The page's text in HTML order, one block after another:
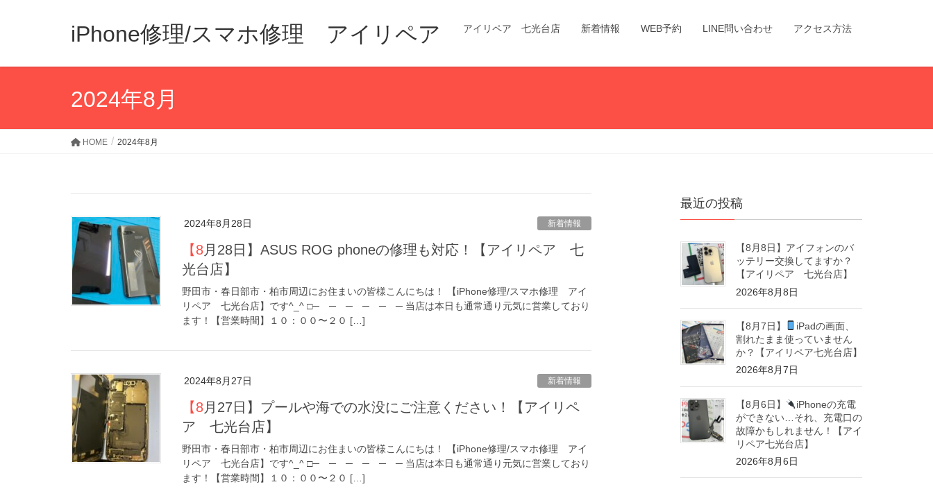
iPhone修理/スマホ修理 アイリペア アイリペア 七光台店 新着情報 WEB予約 LINE問い合わせ アクセス方法
2024年8月
HOME 2024年8月
2024年8月28日 新着情報
【8月28日】ASUS ROG phoneの修理も対応！【アイリペア 七
光台店】
野田市・春日部市・柏市周辺にお住まいの皆様こんにちは！ 【iPhone修理/スマホ修理 アイ
リペア 七光台店】です^_^ □─ ─ ─ ─ ─ ─ 当店は本日も通常通り元気に営業しており
ます！【営業時間】１０：００〜２０ […]
2024年8月27日 新着情報
【8月27日】プールや海での水没にご注意ください！【アイリペ
ア 七光台店】
野田市・春日部市・柏市周辺にお住まいの皆様こんにちは！ 【iPhone修理/スマホ修理 アイ
リペア 七光台店】です^_^ □─ ─ ─ ─ ─ ─ 当店は本日も通常通り元気に営業しており
ます！【営業時間】１０：００〜２０ […]
最近の投稿
【8月8日】アイフォンのバ
ッテリー交換してますか？
【アイリペア 七光台店】
2026年8月8日
【8月7日】
iPadの画面、
割れたまま使っていません
か？【アイリペア七光台店】
2026年8月7日
【8月6日】
iPhoneの充電
ができない…それ、充電口の
故障かもしれません！【アイ
リペア七光台店】
2026年8月6日